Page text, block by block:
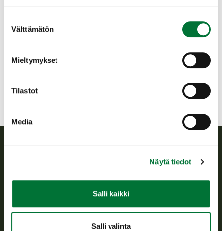
valinta
Välttämätön
Mieltymykset
Tilastot
Media
Näytä tiedot
Salli kaikki
Salli valinta
Valkohäntäpeuran metsästys voidaan aloittaa vahtimalla
syyskuun alusta ja metsästys muilla menetelmillä alkaa
helmikuuta saakka.
riistanhoitoyhdistyksittäin.
Liite_Pyyntiluvat Oulu 2025 rhy
riistanhoitoyhdistysten toimintaa ja huolehtii riistapolitiikan
toimeenpanosta sekä vastaa sille säädetyistä julkisista
hallintotehtävistä.